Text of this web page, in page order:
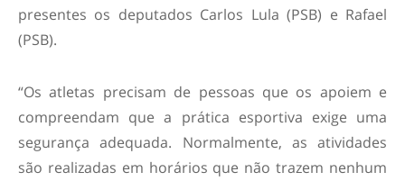
presentes os deputados Carlos Lula (PSB) e Rafael
(PSB).
“Os atletas precisam de pessoas que os apoiem e
compreendam que a prática esportiva exige uma
segurança adequada. Normalmente, as atividades
são realizadas em horários que não trazem nenhum